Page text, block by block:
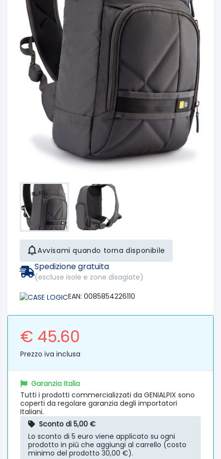
Avvisami quando torna disponibile
Spedizione gratuita
(escluse isole e zone disagiate)
EAN: 0085854226110
€ 45.60
Prezzo iva inclusa
Garanzia Italia
Tutti i prodotti commercializzati da GENIALPIX sono
coperti da regolare garanzia degli importatori
Italiani.
Sconto di 5,00 €
Lo sconto di 5 euro viene applicato su ogni
prodotto in più che aggiungi al carrello (costo
minimo del prodotto 30,00 €).